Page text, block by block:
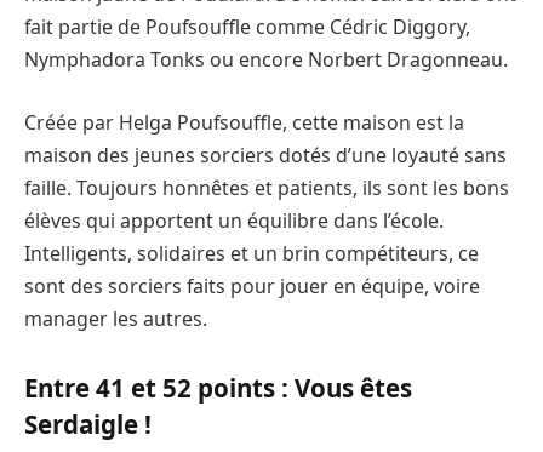
fait partie de Poufsouffle comme Cédric Diggory,
Nymphadora Tonks ou encore Norbert Dragonneau.
Créée par Helga Poufsouffle, cette maison est la
maison des jeunes sorciers dotés d’une loyauté sans
faille. Toujours honnêtes et patients, ils sont les bons
élèves qui apportent un équilibre dans l’école.
Intelligents, solidaires et un brin compétiteurs, ce
sont des sorciers faits pour jouer en équipe, voire
manager les autres.
Entre 41 et 52 points : Vous êtes
Serdaigle !